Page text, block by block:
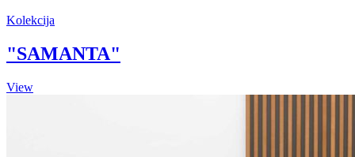
Kolekcija
"SAMANTA"
View